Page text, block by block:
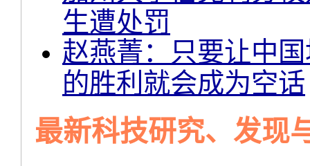
生遭处罚
赵燕菁：只要让中
的胜利就会成为空话
最新科技研究、发现